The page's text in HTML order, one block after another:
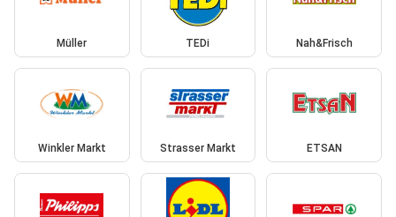
Müller TEDi Nah&Frisch
Winkler Markt Strasser Markt ETSAN